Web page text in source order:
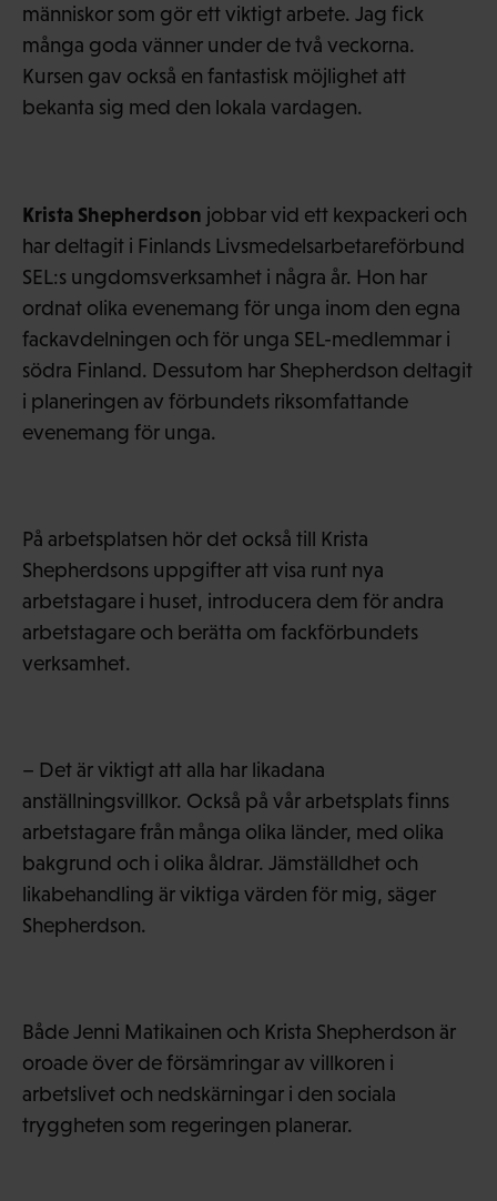
människor som gör ett viktigt arbete. Jag fick
många goda vänner under de två veckorna.
Kursen gav också en fantastisk möjlighet att
bekanta sig med den lokala vardagen.
Krista Shepherdson jobbar vid ett kexpackeri och
har deltagit i Finlands Livsmedelsarbetareförbund
SEL:s ungdomsverksamhet i några år. Hon har
ordnat olika evenemang för unga inom den egna
fackavdelningen och för unga SEL-medlemmar i
södra Finland. Dessutom har Shepherdson deltagit
i planeringen av förbundets riksomfattande
evenemang för unga.
På arbetsplatsen hör det också till Krista
Shepherdsons uppgifter att visa runt nya
arbetstagare i huset, introducera dem för andra
arbetstagare och berätta om fackförbundets
verksamhet.
– Det är viktigt att alla har likadana
anställningsvillkor. Också på vår arbetsplats finns
arbetstagare från många olika länder, med olika
bakgrund och i olika åldrar. Jämställdhet och
likabehandling är viktiga värden för mig, säger
Shepherdson.
Både Jenni Matikainen och Krista Shepherdson är
oroade över de försämringar av villkoren i
arbetslivet och nedskärningar i den sociala
tryggheten som regeringen planerar.